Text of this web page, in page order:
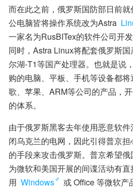
而在此之前，俄罗斯国防部日前
公电脑皆将操作系统改为Astra
一家名为RusBITex的软件公司开
同时，Astra Linux将配套俄罗斯
尔湖-T1等国产处理器。也就是说
购的电脑、平板、手机等设备都
歌、苹果、ARM等公司的产品，
的体系。
由于俄罗斯黑客去年使用恶意软
闭乌克兰的电网，因此引得普京
的手段来攻击俄罗斯。普京希望
为微软和美国开展的间谍活动有
用 Windows
或 Office 等微软产